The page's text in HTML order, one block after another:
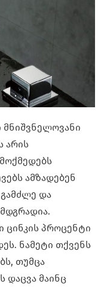
მნიშვნელოვანი
არის
ამზადებენ
და
ცინკის პროცენტი
ნამეტი თქვენს
თუმცა
დაცვა მაინც